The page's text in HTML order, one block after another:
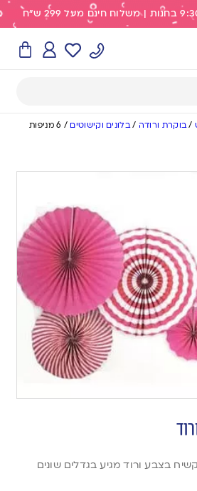
/בוקרת ורודה /בלונים וקישוטים /
6 מניפות
קשיח בצבע ורוד מגיע בגדלים שונים